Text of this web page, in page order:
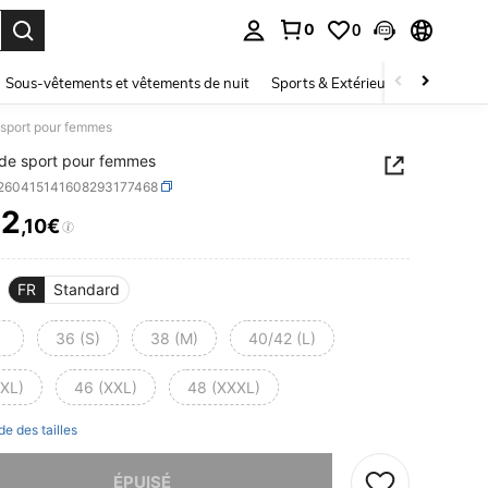
0 0
Sous-vêtements et vêtements de nuit Sports & Extérieur Enfants
pour femmes
sport pour femmes
AND AVAILABILITY
,10€
FR Standard
36 (S) 38 (M) 40/42 (L)
46 (XXL) 48 (XXXL)
des tailles
ÉPUISÉ